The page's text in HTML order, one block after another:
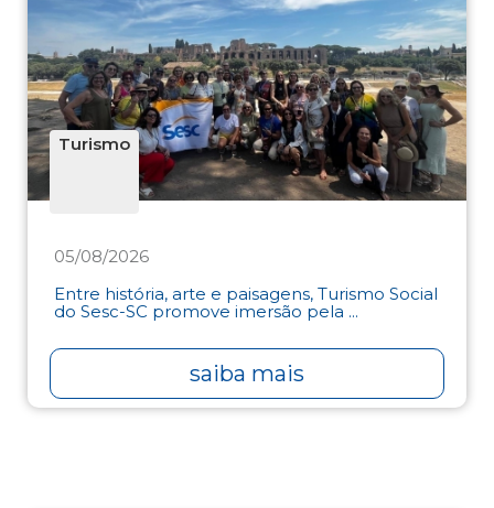
Turismo
05/08/2026
Entre história, arte e paisagens, Turismo Social
do Sesc-SC promove imersão pela ...
saiba mais